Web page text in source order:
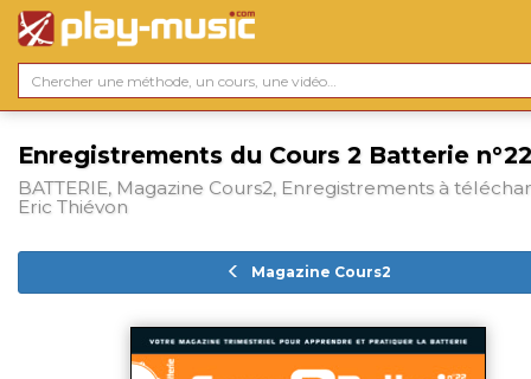
Enregistrements du Cours 2 Batterie n°22
BATTERIE, Magazine Cours2, Enregistrements à
Eric Thiévon
Magazine Cours2